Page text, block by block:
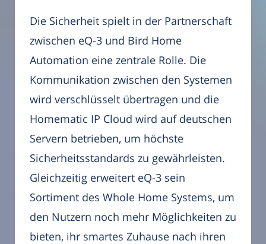
Die Sicherheit spielt in der Partnerschaft
zwischen eQ-3 und Bird Home
Automation eine zentrale Rolle. Die
Kommunikation zwischen den Systemen
wird verschlüsselt übertragen und die
Homematic IP Cloud wird auf deutschen
Servern betrieben, um höchste
Sicherheitsstandards zu gewährleisten.
Gleichzeitig erweitert eQ-3 sein
Sortiment des Whole Home Systems, um
den Nutzern noch mehr Möglichkeiten zu
bieten, ihr smartes Zuhause nach ihren